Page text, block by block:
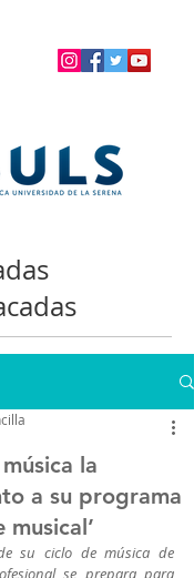
la
a su programa
musical’
su ciclo de música de
se prepara para